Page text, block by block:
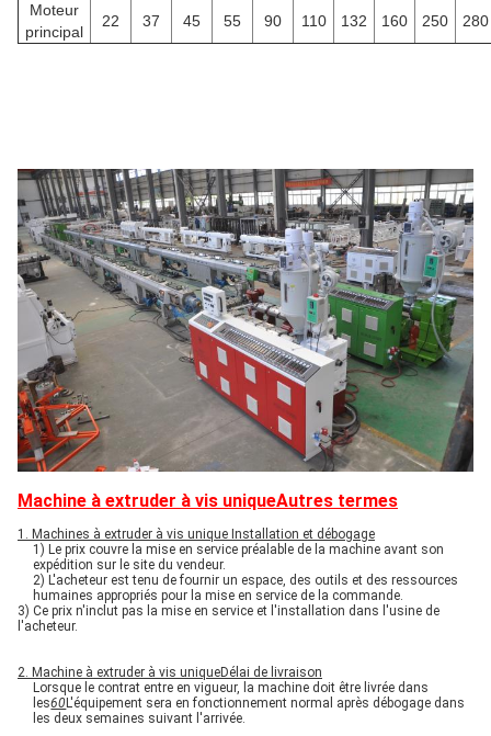
Moteur
principal
22 37 45 55 90 110 132 160 250 280
Machine à extruder à vis uniqueAutres termes
1. Machines à extruder à vis unique Installation et débogage
1) Le prix couvre la mise en service préalable de la machine avant son
expédition sur le site du vendeur.
2) L'acheteur est tenu de fournir un espace, des outils et des ressources
humaines appropriés pour la mise en service de la commande.
3) Ce prix n'inclut pas la mise en service et l'installation dans l'usine de
l'acheteur.
2. Machine à extruder à vis uniqueDélai de livraison
Lorsque le contrat entre en vigueur, la machine doit être livrée dans
les60L'équipement sera en fonctionnement normal après débogage dans
les deux semaines suivant l'arrivée.